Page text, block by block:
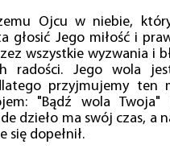
Ojcu w niebie,
głosić Jego miłość i
wszystkie wyzwania i
radości. Jego wola
przyjmujemy ten
"Bądź wola Twoja"
dzieło ma swój czas, a
się dopełnił.